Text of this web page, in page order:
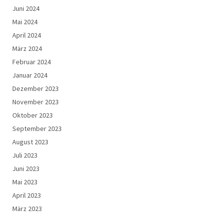
Juni 2024
Mai 2024
April 2024
März 2024
Februar 2024
Januar 2024
Dezember 2023
November 2023
Oktober 2023
September 2023
August 2023
Juli 2023
Juni 2023
Mai 2023
April 2023
März 2023